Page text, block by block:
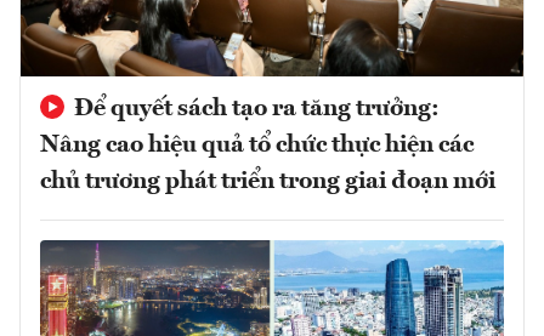
Để quyết sách tạo ra tăng trưởng:
Nâng cao hiệu quả tổ chức thực hiện các
chủ trương phát triển trong giai đoạn mới